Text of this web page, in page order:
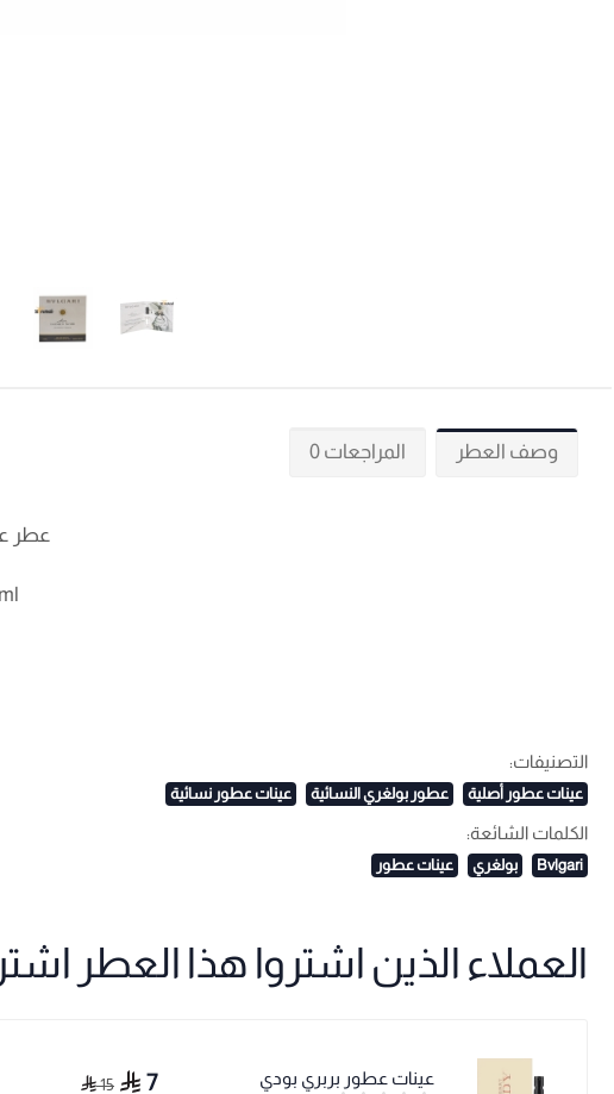
وصف العطر المراجعات 0
عطر
التصنيفات:
عينات عطور أصلية عطور بولغري النسائية عينات عطور نسائية
الكلمات الشائعة:
Bvlgari بولغري عينات عطور
العملاء الذين اشتروا هذا العطر
عينات عطور بربري بودي 7
15